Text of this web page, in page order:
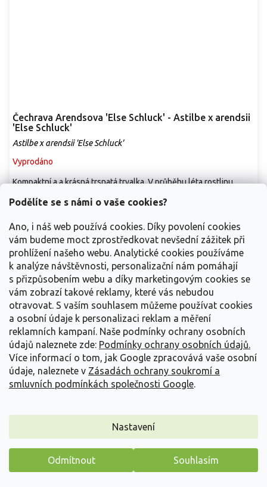
Podělíte se s námi o vaše cookies?
Ano, i náš web používá cookies. Díky povolení cookies
vám budeme moct zprostředkovat nevšední zážitek při
prohlížení našeho webu. Analytické cookies používáme
k analýze návštěvnosti, personalizační nám pomáhají
s přizpůsobením webu a díky marketingovým cookies se
vám zobrazí takové reklamy, které vás nebudou
otravovat. S vaším souhlasem můžeme používat cookies
a osobní údaje k personalizaci reklam a měření
reklamních kampaní. Naše podmínky ochrany osobních
údajů naleznete zde: Podmínky ochrany osobních údajů.
Více informací o tom, jak Google zpracovává vaše osobní
údaje, naleznete v Zásadách ochrany soukromí a
smluvních podmínkách společnosti Google.
Nastavení
Odmítnout Souhlasím
Čechrava Arendsova 'Else Schluck' - Astilbe x arendsii
'Else Schluck'
Astilbe x arendsii 'Else Schluck'
Vyprodáno
Detail
Kompaktní a a krásná trsnatá trvalka. V průběhu léta rostlinu
Čechrava Arendsova 'Etna' - Astilbe x arendsii 'Etna'
Astilbe x arendsii 'Etna'
Máme pro vás malý dárek